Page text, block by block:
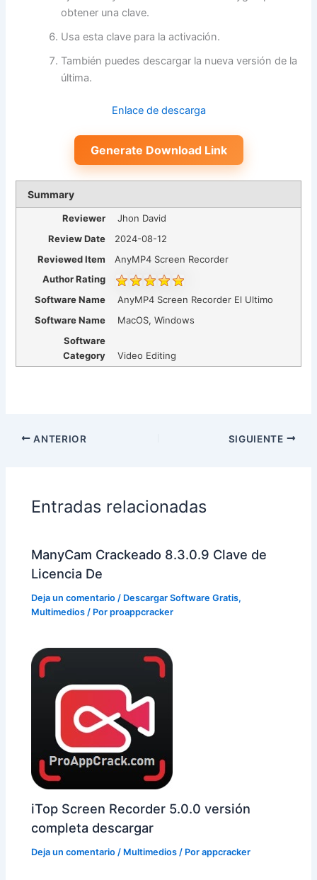
obtener una clave.
Usa esta clave para la activación.
También puedes descargar la nueva versión de la
última.
Enlace de descarga
Generate Download Link
Summary
Reviewer
Jhon David
Review Date
2024-08-12
Reviewed Item
AnyMP4 Screen Recorder
Author Rating
Software Name
AnyMP4 Screen Recorder El Ultimo
Software Name
MacOS, Windows
Software
Category
Video Editing
ANTERIOR SIGUIENTE
Entradas relacionadas
ManyCam Crackeado 8.3.0.9 Clave de
Licencia De
Deja un comentario / Descargar Software Gratis,
Multimedios / Porproappcracker
iTop Screen Recorder 5.0.0 versión
completa descargar
Deja un comentario / Multimedios / Porappcracker